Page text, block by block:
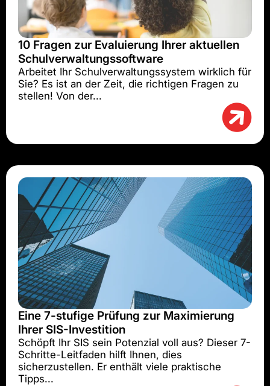
10 Fragen zur Evaluierung Ihrer aktuellen
Schulverwaltungssoftware
Arbeitet Ihr Schulverwaltungssystem wirklich für
Sie? Es ist an der Zeit, die richtigen Fragen zu
stellen! Von der...
Eine 7-stufige Prüfung zur Maximierung
Ihrer SIS-Investition
Schöpft Ihr SIS sein Potenzial voll aus? Dieser 7-
Schritte-Leitfaden hilft Ihnen, dies
sicherzustellen. Er enthält viele praktische
Tipps...